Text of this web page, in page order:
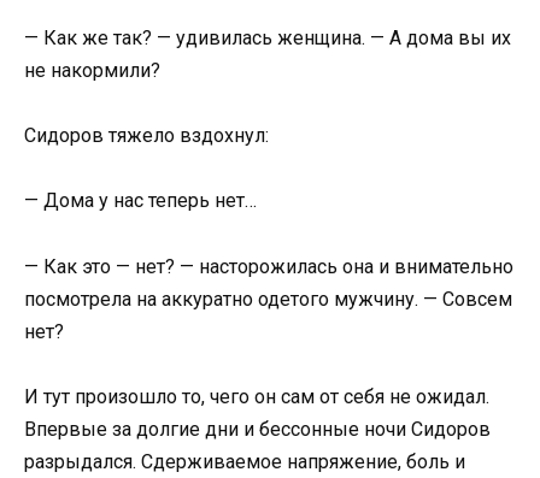
— Как же так? — удивилась женщина. — А дома вы их
не накормили?
Сидоров тяжело вздохнул:
— Дома у нас теперь нет…
— Как это — нет? — насторожилась она и внимательно
посмотрела на аккуратно одетого мужчину. — Совсем
нет?
И тут произошло то, чего он сам от себя не ожидал.
Впервые за долгие дни и бессонные ночи Сидоров
разрыдался. Сдерживаемое напряжение, боль и